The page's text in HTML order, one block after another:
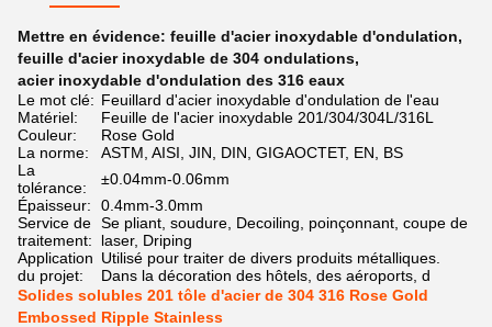
Mettre en évidence: feuille d'acier inoxydable d'ondulation,
feuille d'acier inoxydable de 304 ondulations,
acier inoxydable d'ondulation des 316 eaux
Le mot clé: Feuillard d'acier inoxydable d'ondulation de l'eau
Matériel:
Feuille de l'acier inoxydable 201/304/304L/316L
Couleur:
Rose Gold
La norme:
ASTM, AISI, JIN, DIN, GIGAOCTET, EN, BS
La
tolérance:
±0.04mm-0.06mm
Épaisseur:
0.4mm-3.0mm
Service de
traitement:
Se pliant, soudure, Decoiling, poinçonnant, coupe de
laser, Driping
Application
du projet:
Utilisé pour traiter de divers produits métalliques.
Dans la décoration des hôtels, des aéroports, d
Solides solubles 201 tôle d'acier de 304 316 Rose Gold
Embossed Ripple Stainless